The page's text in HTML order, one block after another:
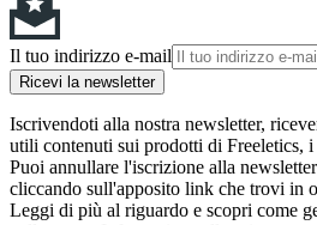
Il tuo indirizzo e-mail
Ricevi la newsletter
Iscrivendoti alla nostra newsletter,
utili contenuti sui prodotti di Freeletics,
Puoi annullare l'iscrizione alla
cliccando sull'apposito link che trovi in
Leggi di più al riguardo e scopri come